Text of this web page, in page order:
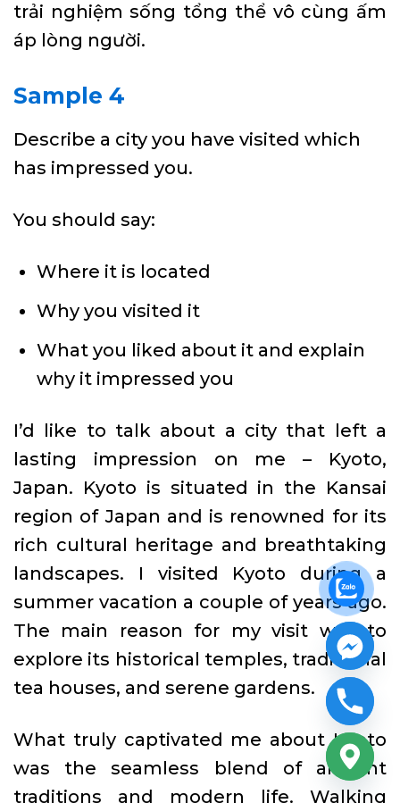
trải nghiệm sống tổng thể vô cùng ấm
áp lòng người.
Sample 4
Describe a city you have visited which
has impressed you.
You should say:
Where it is located
Why you visited it
What you liked about it and explain
why it impressed you
I’d like to talk about a city that left a
lasting impression on me – Kyoto,
Japan. Kyoto is situated in the Kansai
region of Japan and is renowned for its
rich cultural heritage and breathtaking
landscapes. I visited Kyoto during a
summer vacation a couple of years ago.
The main reason for my visit was to
explore its historical temples, traditional
tea houses, and serene gardens.
What truly captivated me about Kyoto
was the seamless blend of ancient
traditions and modern life. Walking